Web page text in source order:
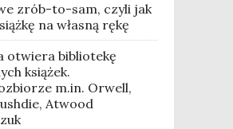
zrób-to-sam, czyli jak
na własną rękę
otwiera bibliotekę
książek.
m.in. Orwell,
Atwood